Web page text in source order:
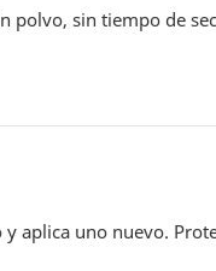
polvo, sin tiempo de
aplica uno nuevo.